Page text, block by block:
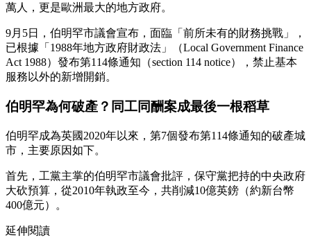
萬人，更是歐洲最大的地方政府。
9月5日，伯明罕市議會宣布，面臨「前所未有的財務挑戰」，
已根據「1988年地方政府財政法」（Local Government Finance
Act 1988）發布第114條通知（section 114 notice），禁止基本
服務以外的新增開銷。
伯明罕為何破產？同工同酬案成最後一根稻草
伯明罕成為英國2020年以來，第7個發布第114條通知的破產城
市，主要原因如下。
首先，工黨主掌的伯明罕市議會批評，保守黨把持的中央政府
大砍預算，從2010年執政至今，共削減10億英鎊（約新台幣
400億元）。
延伸閱讀